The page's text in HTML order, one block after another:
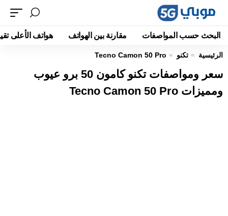
البحث حسب المواصفات مقارنة بين الهواتف هواتف الأعلى
الرئيسية تكنو Tecno Camon 50 Pro
سعر ومواصفات تكنو كامون 50 برو عيوب
ومميزات Tecno Camon 50 Pro